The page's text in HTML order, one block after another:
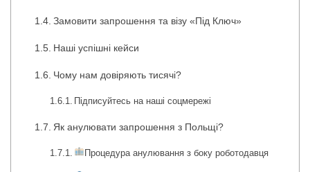
Замовити запрошення та візу «Під Ключ»
Наші успішні кейси
Чому нам довіряють тисячі?
Підписуйтесь на наші соцмережі
Як анулювати запрошення з Польщі?
Процедура анулювання з боку роботодавця